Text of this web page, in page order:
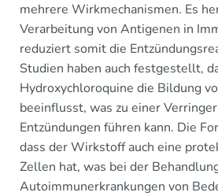
mehrere Wirkmechanismen. Es
Verarbeitung von Antigenen in
reduziert somit die
Studien haben auch festgestellt,
Hydroxychloroquine die Bildung
beeinflusst, was zu einer
Entzündungen führen kann. Die
dass der Wirkstoff auch eine
Zellen hat, was bei der
Autoimmunerkrankungen von